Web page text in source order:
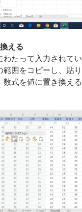
える
わたって入力されて
範囲をコピーし、貼
数式を値に置き換え